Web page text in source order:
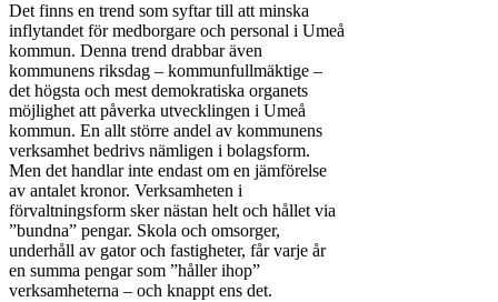
Det finns en trend som syftar till att minska
inflytandet för medborgare och personal i Umeå
kommun. Denna trend drabbar även
kommunens riksdag – kommunfullmäktige –
det högsta och mest demokratiska organets
möjlighet att påverka utvecklingen i Umeå
kommun. En allt större andel av kommunens
verksamhet bedrivs nämligen i bolagsform.
Men det handlar inte endast om en jämförelse
av antalet kronor. Verksamheten i
förvaltningsform sker nästan helt och hållet via
”bundna” pengar. Skola och omsorger,
underhåll av gator och fastigheter, får varje år
en summa pengar som ”håller ihop”
verksamheterna – och knappt ens det.